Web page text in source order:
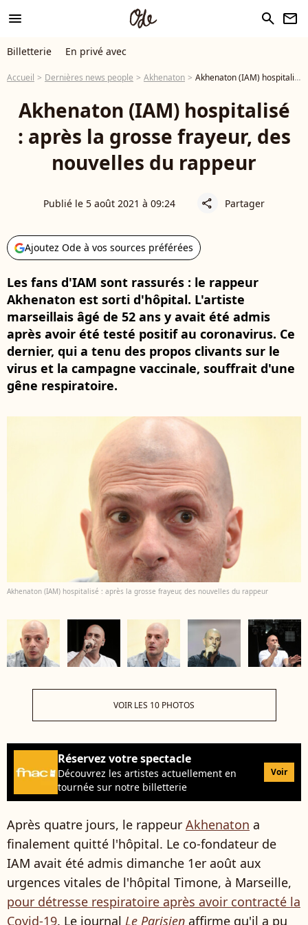
menu search newsletter
Billetterie En privé avec
Accueil Dernières news people Akhenaton Akhenaton (IAM) hospitalisé : après la grosse frayeur, des nouvelles du rappeur
Akhenaton (IAM) hospitalisé
: après la grosse frayeur, des
nouvelles du rappeur
Publié le 5 août 2021 à 09:24 share Partager
Ajoutez Ode à vos sources préférées
Les fans d'IAM sont rassurés : le rappeur
Akhenaton est sorti d'hôpital. L'artiste
marseillais âgé de 52 ans y avait été admis
après avoir été testé positif au coronavirus. Ce
dernier, qui a tenu des propos clivants sur le
virus et la campagne vaccinale, souffrait d'une
gêne respiratoire.
Akhenaton (IAM) hospitalisé : après la grosse frayeur, des nouvelles du rappeur
VOIR LES 10 PHOTOS
Réservez votre spectacle
Découvrez les artistes actuellement en
tournée sur notre billetterie
Voir
Après quatre jours, le rappeur Akhenaton a
finalement quitté l'hôpital. Le co-fondateur de
IAM avait été admis dimanche 1er août aux
urgences vitales de l'hôpital Timone, à Marseille,
pour détresse respiratoire après avoir contracté la
Covid-19. Le journal Le Parisien affirme qu'il a pu